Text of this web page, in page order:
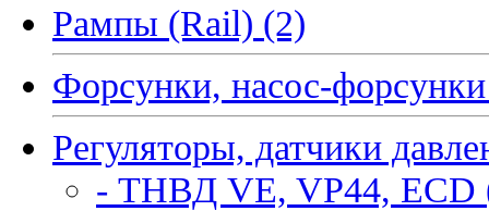
Рампы (Rail) (2)
Форсунки, насос-
Регуляторы, датчики
- ТНВД VE, VP44, ECD